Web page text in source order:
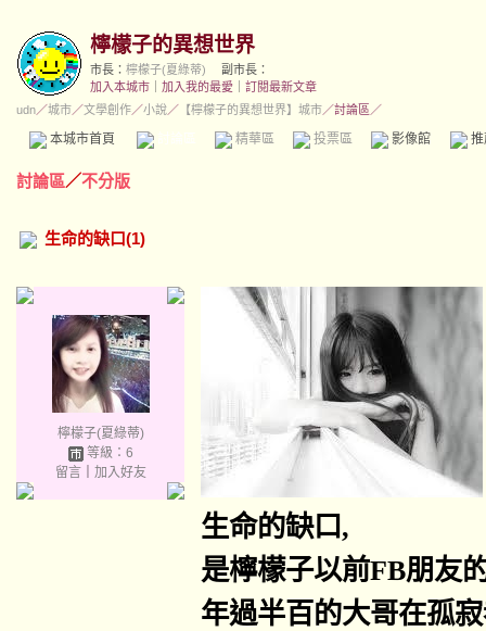
檸檬子的異想世界
市長： 檸檬子(夏綠蒂)
副市長：
加入本城市
加入我的最愛
訂閱最新文章
udn／城市／文學創作／小說／ 【檸檬子的異想世界】城市／討論區／
本城市首頁 精華區 投票區 影像館
討論區／不分版
生命的缺口(1)
檸檬子(夏綠蒂)
等級：6
留言｜ 加入好友
生命的缺口 ,
是檸檬子以前FB朋友
年過半百的大哥在孤